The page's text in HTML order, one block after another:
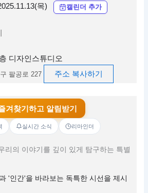
목) 캘린더 추가
디자인스튜디오
팔공로 227 주소 복사하기
겨찾기하고 알림받기
실시간 소식 리마인더
리의 이야기를 깊이 있게 탐구하는 특별
'인간'을 바라보는 독특한 시선을 제시